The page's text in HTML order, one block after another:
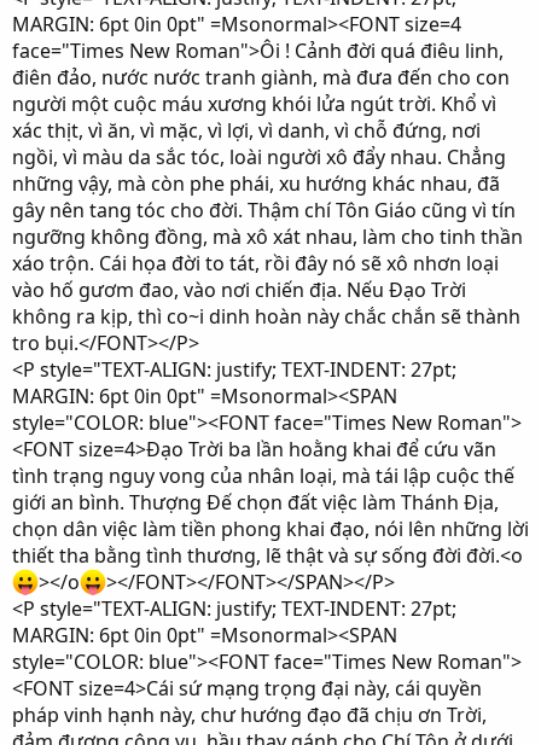
MARGIN: 6pt 0in 0pt" =Msonormal><FONT size=4
face="Times New Roman">Ôi ! Cảnh đời quá điêu linh,
điên đảo, nước nước tranh giành, mà đưa đến cho con
người một cuộc máu xương khói lửa ngút trời. Khổ vì
xác thịt, vì ăn, vì mặc, vì lợi, vì danh, vì chỗ đứng, nơi
ngồi, vì màu da sắc tóc, loài người xô đẩy nhau. Chẳng
những vậy, mà còn phe phái, xu hướng khác nhau, đã
gây nên tang tóc cho đời. Thậm chí Tôn Giáo cũng vì tín
ngưỡng không đồng, mà xô xát nhau, làm cho tinh thần
xáo trộn. Cái họa đời to tát, rồi đây nó sẽ xô nhơn loại
vào hố gươm đao, vào nơi chiến địa. Nếu Đạo Trời
không ra kịp, thì co~i dinh hoàn này chắc chắn sẽ thành
tro bụi.</FONT></P>
<P style="TEXT-ALIGN: justify; TEXT-INDENT: 27pt;
MARGIN: 6pt 0in 0pt" =Msonormal><SPAN
style="COLOR: blue"><FONT face="Times New Roman">
<FONT size=4>Đạo Trời ba lần hoằng khai để cứu vãn
tình trạng nguy vong của nhân loại, mà tái lập cuộc thế
giới an bình. Thượng Đế chọn đất việc làm Thánh Địa,
chọn dân việc làm tiền phong khai đạo, nói lên những lời
thiết tha bằng tình thương, lẽ thật và sự sống đời đời.<o
></o
></FONT></FONT></SPAN></P>
<P style="TEXT-ALIGN: justify; TEXT-INDENT: 27pt;
MARGIN: 6pt 0in 0pt" =Msonormal><SPAN
style="COLOR: blue"><FONT face="Times New Roman">
<FONT size=4>Cái sứ mạng trọng đại này, cái quyền
pháp vinh hạnh này, chư hướng đạo đã chịu ơn Trời,